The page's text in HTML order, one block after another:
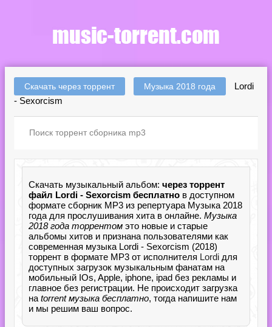
Скачать через торрент Музыка 2018 года
Lordi
- Sexorcism
Скачать музыкальный альбом: через торрент
файл Lordi - Sexorcism бесплатно в доступном
формате сборник MP3 из репертуара Музыка 2018
года для прослушивания хита в онлайне. Музыка
2018 года торрентом это новые и старые
альбомы хитов и признана пользователями как
современная музыка Lordi - Sexorcism (2018)
торрент в формате MP3 от исполнителя Lordi для
доступных загрузок музыкальным фанатам на
мобильный IOs, Apple, iphone, ipad без рекламы и
главное без регистрации. Не происходит загрузка
на torrent музыка бесплатно, тогда напишите нам
и мы решим ваш вопрос.